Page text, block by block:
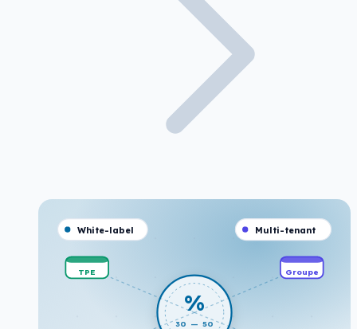
%
30 — 50
TPE Groupe
White-label Multi-tenant